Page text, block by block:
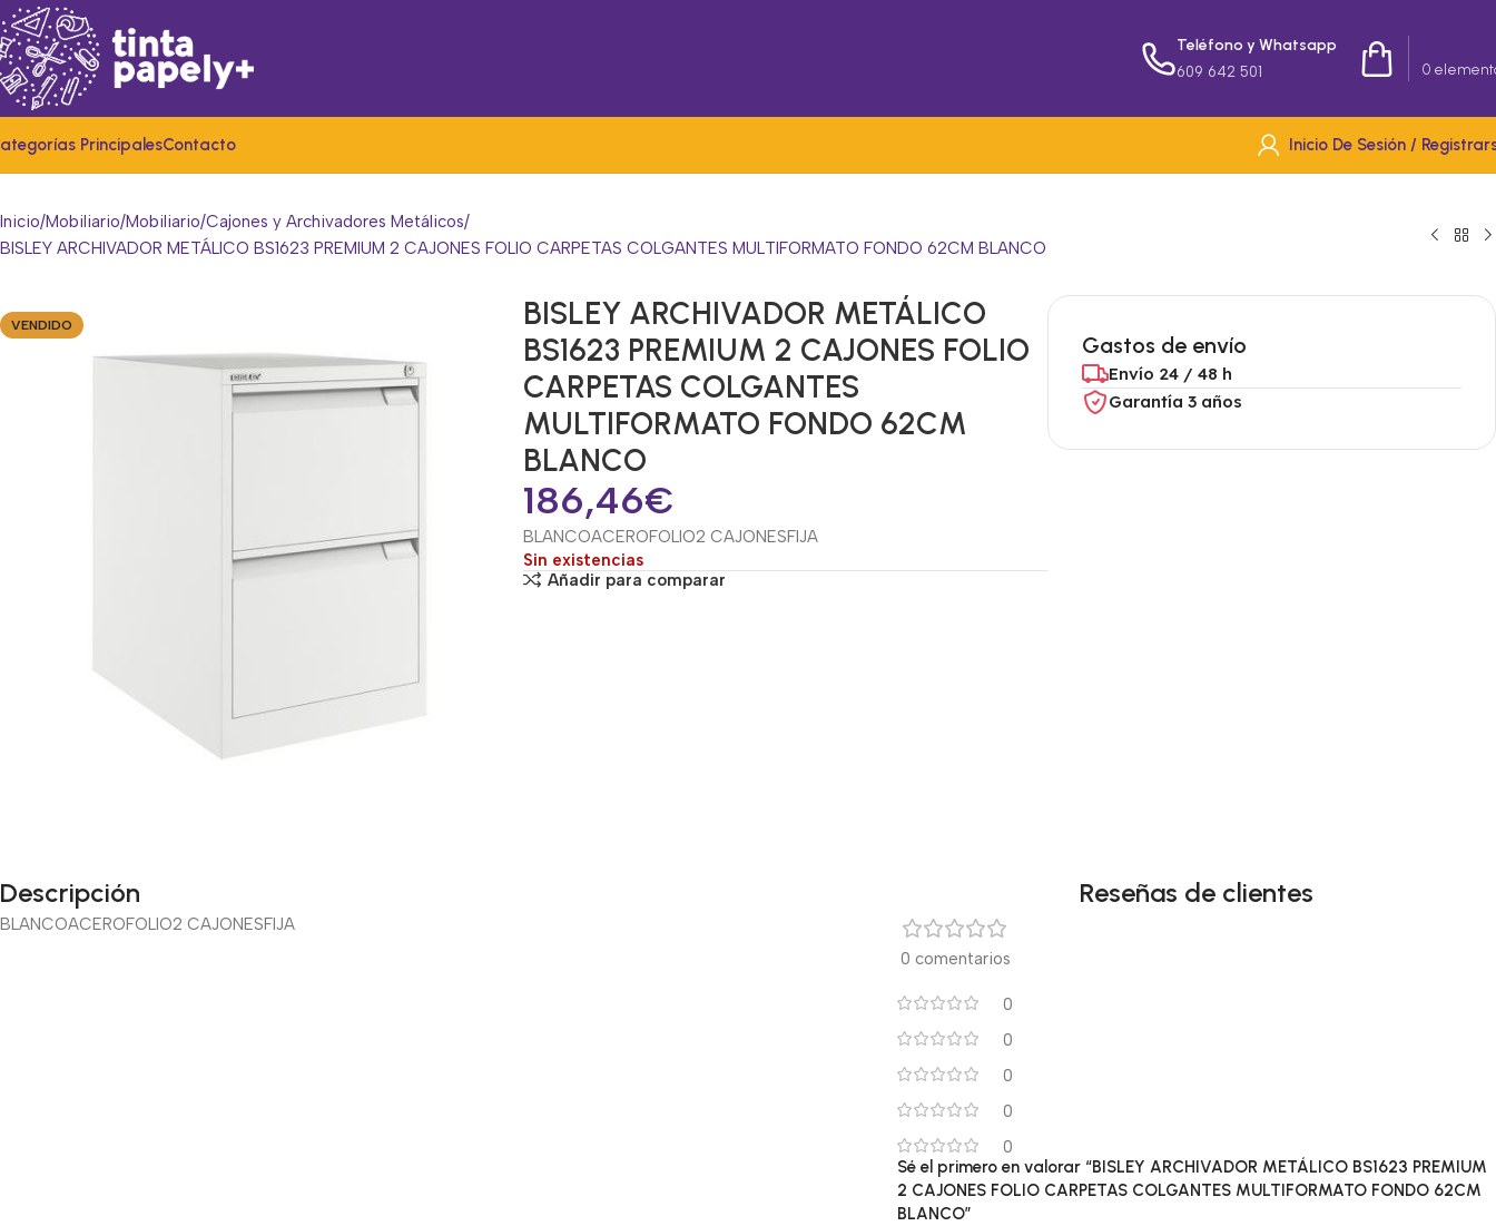
Teléfono y Whatsapp
609 642 501 0
PrincipalesContacto Inicio De Sesión /
Inicio Mobiliario Mobiliario Cajones y Archivadores Metálicos
BISLEY ARCHIVADOR METÁLICO BS1623 PREMIUM 2 CAJONES FOLIO CARPETAS COLGANTES MULTIFORMATO FONDO 62CM BLANCO
VENDIDO
BISLEY ARCHIVADOR METÁLICO
BS1623 PREMIUM 2 CAJONES FOLIO
CARPETAS COLGANTES
MULTIFORMATO FONDO 62CM
BLANCO
186,46€
BLANCOACEROFOLIO2 CAJONESFIJA
Sin existencias
Añadir para comparar
Gastos de envío
Envío 24 / 48 h
Garantía 3 años
Descripción
BLANCOACEROFOLIO2 CAJONESFIJA
Reseñas de clientes
0 comentarios
0
0
0
0
0
Sé el primero en valorar “BISLEY ARCHIVADOR METÁLICO BS1623 PREMIUM
2 CAJONES FOLIO CARPETAS COLGANTES MULTIFORMATO FONDO 62CM
BLANCO”